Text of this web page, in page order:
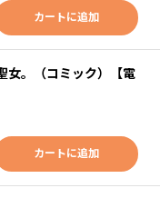
カートに追加
女。（コミック）【電
カートに追加